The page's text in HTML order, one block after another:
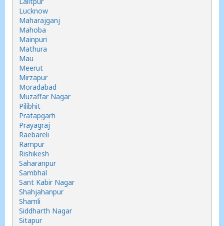
Lucknow
Maharajganj
Mahoba
Mainpuri
Mathura
Mau
Meerut
Mirzapur
Moradabad
Muzaffar Nagar
Pilibhit
Pratapgarh
Prayagraj
Raebareli
Rampur
Rishikesh
Saharanpur
Sambhal
Sant Kabir Nagar
Shahjahanpur
Shamli
Siddharth Nagar
Sitapur